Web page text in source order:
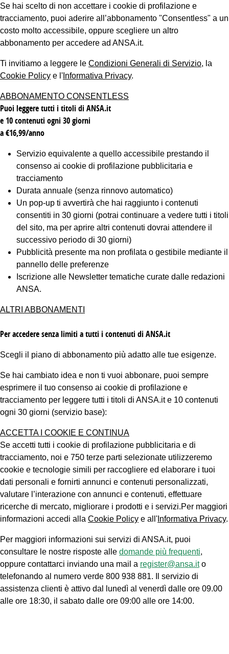
Se hai scelto di non accettare i cookie di profilazione e
tracciamento, puoi aderire all’abbonamento "Consentless" a un
costo molto accessibile, oppure scegliere un altro
abbonamento per accedere ad ANSA.it.
Ti invitiamo a leggere le Condizioni Generali di Servizio, la
Cookie Policy e l' Informativa Privacy.
ABBONAMENTO CONSENTLESS
Puoi leggere tutti i titoli di ANSA.it
e 10 contenuti ogni 30 giorni
a €16,99/anno
Servizio equivalente a quello accessibile prestando il
consenso ai cookie di profilazione pubblicitaria e
tracciamento
Durata annuale (senza rinnovo automatico)
Un pop-up ti avvertirà che hai raggiunto i contenuti
consentiti in 30 giorni (potrai continuare a vedere tutti i titoli
del sito, ma per aprire altri contenuti dovrai attendere il
successivo periodo di 30 giorni)
Pubblicità presente ma non profilata o gestibile mediante il
pannello delle preferenze
Iscrizione alle Newsletter tematiche curate dalle redazioni
ANSA.
ALTRI ABBONAMENTI
Per accedere senza limiti a tutti i contenuti di ANSA.it
Scegli il piano di abbonamento più adatto alle tue esigenze.
Se hai cambiato idea e non ti vuoi abbonare, puoi sempre
esprimere il tuo consenso ai cookie di profilazione e
tracciamento per leggere tutti i titoli di ANSA.it e 10 contenuti
ogni 30 giorni (servizio base):
ACCETTA I COOKIE E CONTINUA
Se accetti tutti i cookie di profilazione pubblicitaria e di
tracciamento, noi e 750 terze parti selezionate utilizzeremo
cookie e tecnologie simili per raccogliere ed elaborare i tuoi
dati personali e fornirti annunci e contenuti personalizzati,
valutare l’interazione con annunci e contenuti, effettuare
ricerche di mercato, migliorare i prodotti e i servizi.Per maggiori
informazioni accedi alla Cookie Policy e all' Informativa Privacy.
Per maggiori informazioni sui servizi di ANSA.it, puoi
consultare le nostre risposte alle domande più frequenti,
oppure contattarci inviando una mail a register@ansa.ito
telefonando al numero verde 800 938 881. Il servizio di
assistenza clienti è attivo dal lunedì al venerdì dalle ore 09.00
alle ore 18:30, il sabato dalle ore 09:00 alle ore 14:00.